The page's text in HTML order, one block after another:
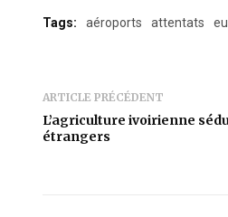
Tags: aéroports attentats
ARTICLE PRÉCÉDENT
L’agriculture ivoirienne
étrangers